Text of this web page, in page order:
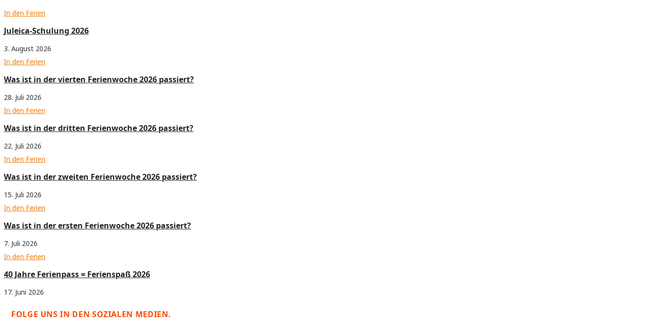
In den Ferien
Juleica-Schulung 2026
3. August 2026
In den Ferien
Was ist in der vierten Ferienwoche 2026 passiert?
28. Juli 2026
In den Ferien
Was ist in der dritten Ferienwoche 2026 passiert?
22. Juli 2026
In den Ferien
Was ist in der zweiten Ferienwoche 2026 passiert?
15. Juli 2026
In den Ferien
Was ist in der ersten Ferienwoche 2026 passiert?
7. Juli 2026
In den Ferien
40 Jahre Ferienpass = Ferienspaß 2026
17. Juni 2026
FOLGE UNS IN DEN SOZIALEN MEDIEN.